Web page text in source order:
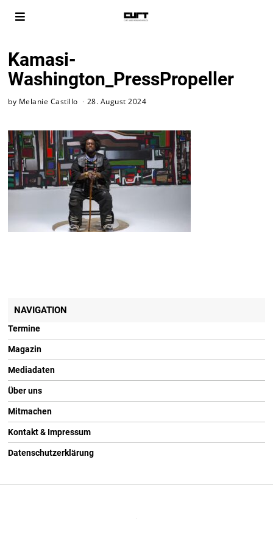
Kamasi-
Washington_PressPropeller
by Melanie Castillo 28. August 2024
NAVIGATION
Termine
Magazin
Mediadaten
Über uns
Mitmachen
Kontakt & Impressum
Datenschutzerklärung